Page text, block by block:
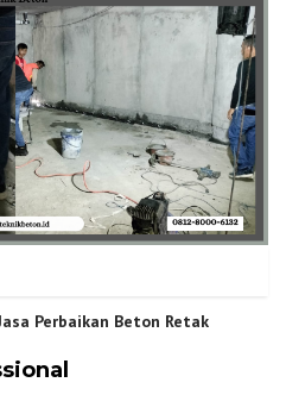
Perbaikan Beton Retak